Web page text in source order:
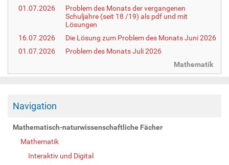
01.07.2026
Problem des Monats der vergangenen
Schuljahre (seit 18 /19) als pdf und mit
Lösungen
16.07.2026
Die Lösung zum Problem des Monats Juni 2026
01.07.2026
Problem des Monats Juli 2026
Mathematik
Navigation
Mathematisch-naturwissenschaftliche Fächer
Mathematik
Interaktiv und Digital